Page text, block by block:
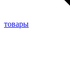
товары